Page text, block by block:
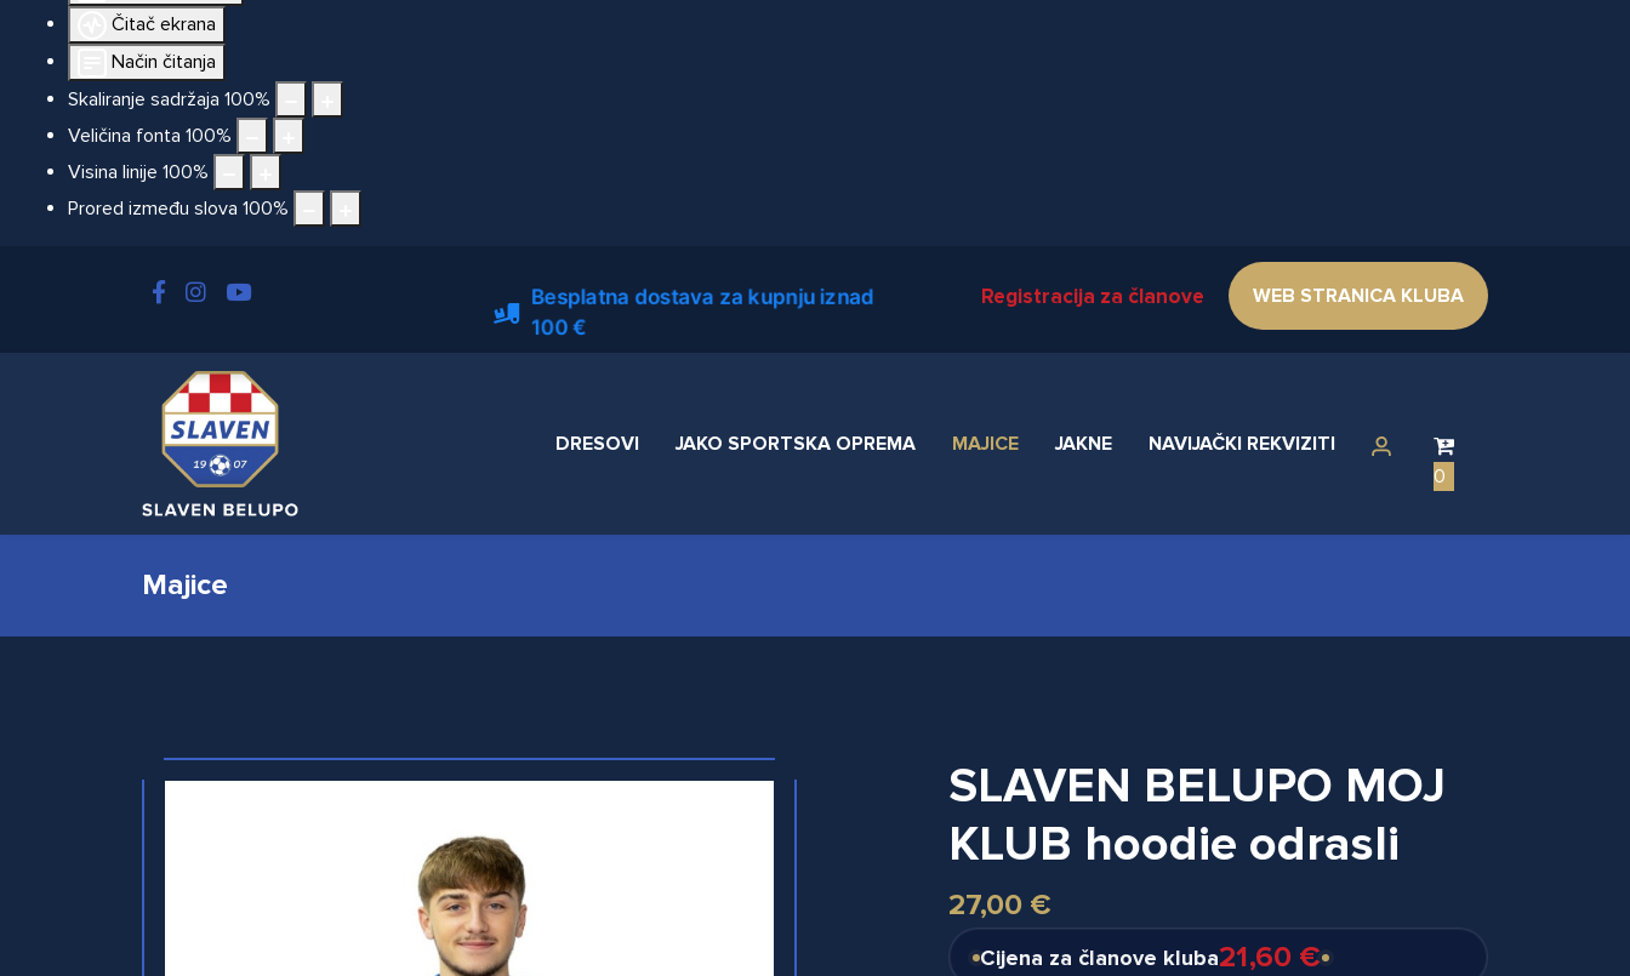
Čitač ekrana
Način čitanja
Skaliranje sadržaja 100%
Veličina fonta 100%
Visina linije 100%
Prored između slova 100%
Besplatna dostava za kupnju iznad
100 €
Registracija za članove WEB STRANICA KLUBA
DRESOVI JAKO SPORTSKA OPREMA MAJICE JAKNE
NAVIJAČKI REKVIZITI
0
Majice
SLAVEN BELUPO MOJ
KLUB hoodie odrasli
27,00 €
Cijena za članove kluba21,60 €